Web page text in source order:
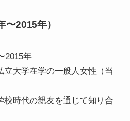
〜2015年）
2015年
立大学在学の一般人女性（当
校時代の親友を通じて知り合